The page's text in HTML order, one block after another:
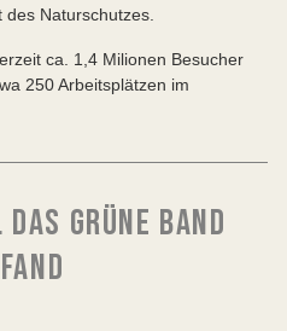
Naturschutzes.
ca. 1,4 Milionen Besucher
250 Arbeitsplätzen im
GRÜNE BAND